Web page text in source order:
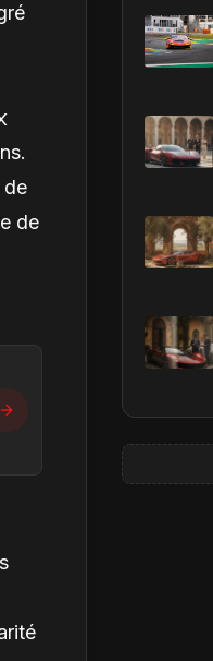
de
de